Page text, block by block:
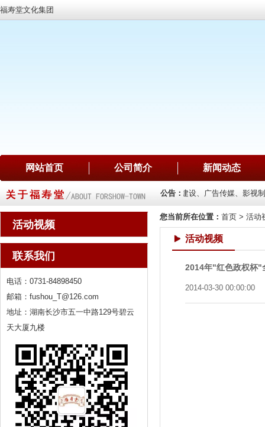
福寿堂文化集团
网站首页 公司简介 新闻动态
公告：
售、珠宝销售、项目投资 公司主要业务：文化建设、广告传媒、影视
活动视频
联系我们
电话：0731-84898450
邮箱：fushou_T@126.com
地址：湖南长沙市五一中路129号碧云
天大厦九楼
您当前所在位置： 首页 > 活动
活动视频
2014年"红色政权杯"
2014-03-30 00:00:00